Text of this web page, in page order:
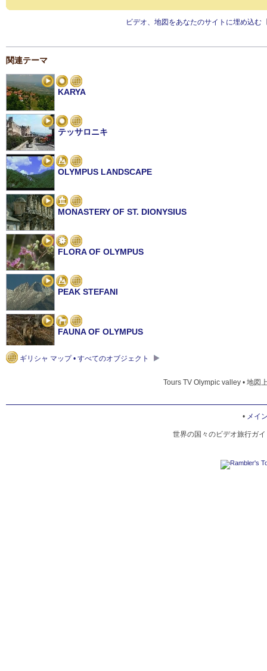
ビデオ、地図をあなたのサイトに埋め込む
関連テーマ
KARYA
テッサロニキ
OLYMPUS LANDSCAPE
MONASTERY OF ST. DIONYSIUS
FLORA OF OLYMPUS
PEAK STEFANI
FAUNA OF OLYMPUS
ギリシャ マップ • すべてのオブジェクト
Tours TV Olympic valley • 地図
• メイ
世界の国々のビデオ旅行ガ